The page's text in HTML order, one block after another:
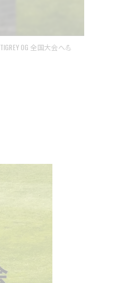
TIGREY OG 全国大会へ💪